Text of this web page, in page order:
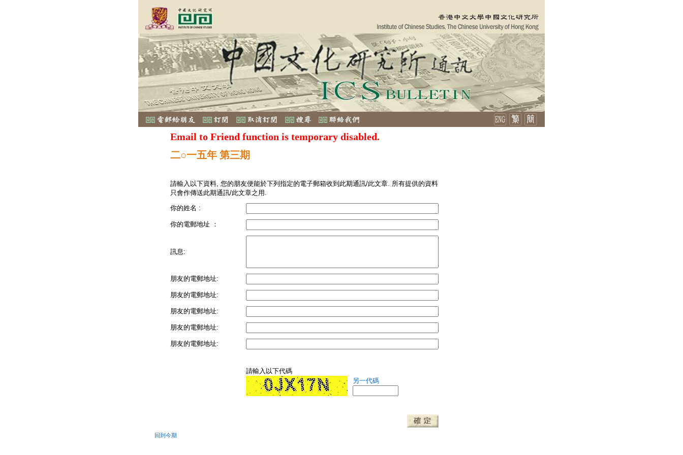
Email to Friend function is temporary disabled.
二○一五年 第三期
請輸入以下資料, 您的朋友便能於下列指定的電子郵箱收到此期通訊/此文章. 所有提供的資料
只會作傳送此期通訊/此文章之用.
你的姓名 :
你的電郵地址 ：
訊息:
朋友的電郵地址:
朋友的電郵地址:
朋友的電郵地址:
朋友的電郵地址:
朋友的電郵地址:
請輸入以下代碼
另一代碼
回到今期